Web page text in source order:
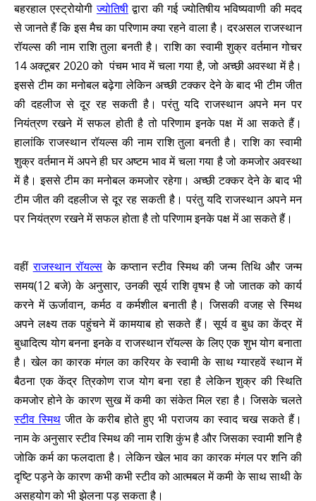
बहरहाल एस्ट्रोयोगीज्योतिषीद्वारा की गई ज्योतिषीय भविष्यवाणी की मदद
से जानते हैं कि इस मैच का परिणाम क्या रहने वाला है। दरअसल राजस्थान
रॉयल्स की नाम राशि तुला बनती है। राशि का स्वामी शुक्र वर्तमान गोचर
14 अक्टूबर 2020 को पंचम भाव में चला गया है, जो अच्छी अवस्था में है।
इससे टीम का मनोबल बढ़ेगा लेकिन अच्छी टक्कर देने के बाद भी टीम जीत
की दहलीज से दूर रह सकती है। परंतु यदि राजस्थान अपने मन पर
नियंत्रण रखने में सफल होती है तो परिणाम इनके पक्ष में आ सकते हैं।
हालांकि राजस्थान रॉयल्स की नाम राशि तुला बनती है। राशि का स्वामी
शुक्र वर्तमान में अपने ही घर अष्टम भाव में चला गया है जो कमजोर अवस्था
में है। इससे टीम का मनोबल कमजोर रहेगा। अच्छी टक्कर देने के बाद भी
टीम जीत की दहलीज से दूर रह सकती है। परंतु यदि राजस्थान अपने मन
पर नियंत्रण रखने में सफल होता है तो परिणाम इनके पक्ष में आ सकते हैं।
वहींराजस्थान रॉयल्स के कप्तान स्टीव स्मिथ की जन्म तिथि और जन्म
समय(12 बजे) के अनुसार, उनकी सूर्य राशि वृषभ है जो जातक को कार्य
करने में ऊर्जावान, कर्मठ व कर्मशील बनाती है। जिसकी वजह से स्मिथ
अपने लक्ष्य तक पहुंचने में कामयाब हो सकते हैं। सूर्य व बुध का केंद्र में
बुधादित्य योग बनना इनके व राजस्थान रॉयल्स के लिए एक शुभ योग बनाता
है। खेल का कारक मंगल का करियर के स्वामी के साथ ग्यारहवें स्थान में
बैठना एक केंद्र त्रिकोण राज योग बना रहा है लेकिन शुक्र की स्थिति
कमजोर होने के कारण सुख में कमी का संकेत मिल रहा है। जिसके चलते
स्टीव स्मिथजीत के करीब होते हुए भी पराजय का स्वाद चख सकते हैं।
नाम के अनुसार स्टीव स्मिथ की नाम राशि कुंभ है और जिसका स्वामी शनि है
जोकि कर्म का फलदाता है। लेकिन खेल भाव का कारक मंगल पर शनि की
दृष्टि पड़ने के कारण कभी कभी स्टीव को आत्मबल में कमी के साथ साथी के
असहयोग को भी झेलना पड़ सकता है।